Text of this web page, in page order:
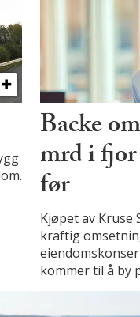
Backe
mrd i
før
Kjøpet av
kraftig
kommer til å by